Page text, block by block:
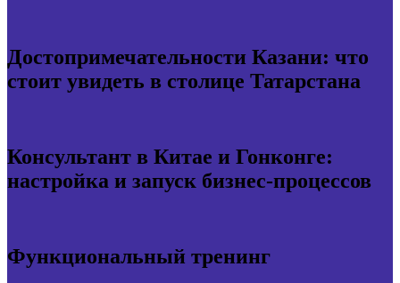
Достопримечательности Казани: что
стоит увидеть в столице Татарстана
Консультант в Китае и Гонконге:
настройка и запуск бизнес-процессов
Функциональный тренинг